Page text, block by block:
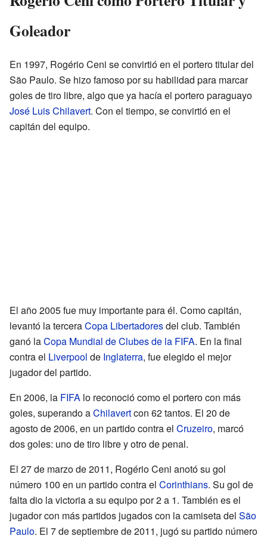
Goleador
En 1997, Rogério Ceni se convirtió en el portero titular del
São Paulo. Se hizo famoso por su habilidad para marcar
goles de tiro libre, algo que ya hacía el portero paraguayo
José Luis Chilavert. Con el tiempo, se convirtió en el
capitán del equipo.
El año 2005 fue muy importante para él. Como capitán,
levantó la terceraCopa Libertadoresdel club. También
ganó laCopa Mundial de Clubes de la FIFA. En la final
contra el Liverpool de Inglaterra, fue elegido el mejor
jugador del partido.
En 2006, la FIFA lo reconoció como el portero con más
goles, superando aChilavertcon 62 tantos. El 20 de
agosto de 2006, en un partido contra el Cruzeiro, marcó
dos goles: uno de tiro libre y otro de penal.
El 27 de marzo de 2011, Rogério Ceni anotó su gol
número 100 en un partido contra el Corinthians. Su gol de
falta dio la victoria a su equipo por 2 a 1. También es el
jugador con más partidos jugados con la camiseta del São
Paulo. El 7 de septiembre de 2011, jugó su partido número